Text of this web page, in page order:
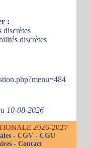
:
discrètes
discrètes
10-08-2026
2026-2027
- CGV - CGU
- Contact